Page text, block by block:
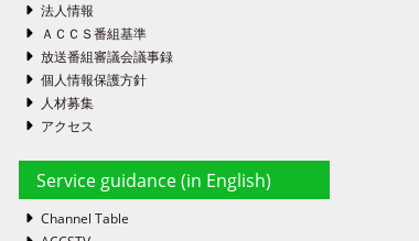
法人情報
ＡＣＣＳ番組基準
放送番組審議会議事録
個人情報保護方針
人材募集
アクセス
Service guidance (in English)
Channel Table